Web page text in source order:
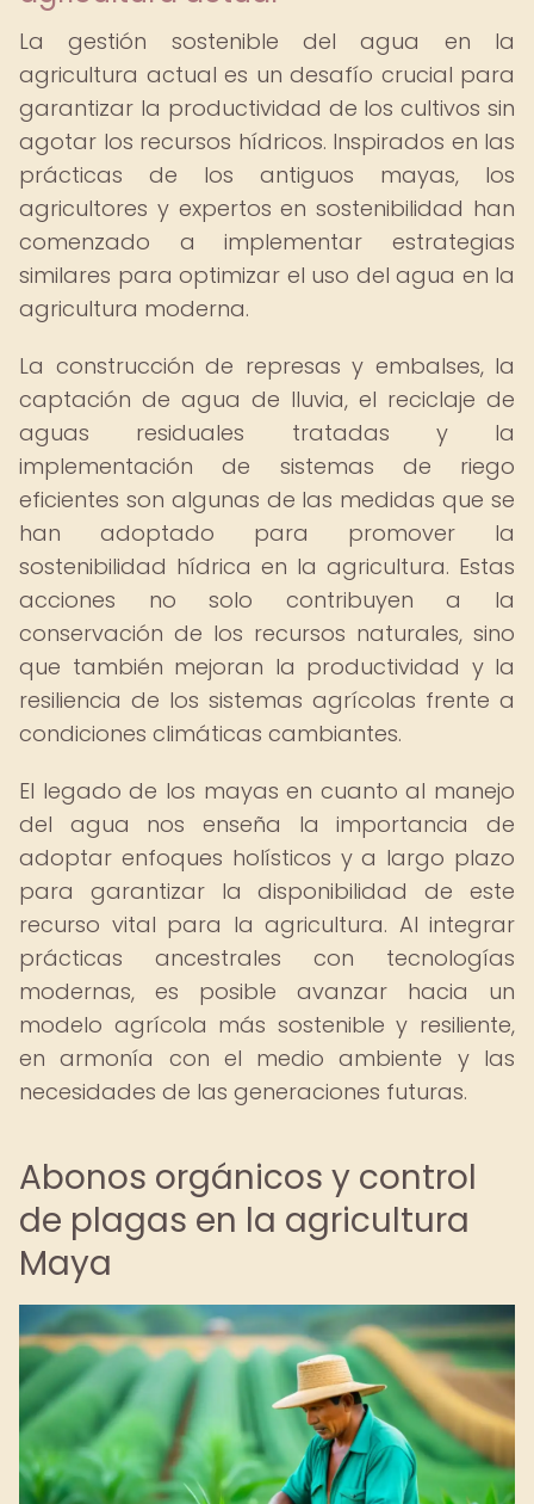
La gestión sostenible del agua en la
agricultura actual es un desafío crucial para
garantizar la productividad de los cultivos sin
agotar los recursos hídricos. Inspirados en las
prácticas de los antiguos mayas, los
agricultores y expertos en sostenibilidad han
comenzado a implementar estrategias
similares para optimizar el uso del agua en la
agricultura moderna.
La construcción de represas y embalses, la
captación de agua de lluvia, el reciclaje de
aguas residuales tratadas y la
implementación de sistemas de riego
eficientes son algunas de las medidas que se
han adoptado para promover la
sostenibilidad hídrica en la agricultura. Estas
acciones no solo contribuyen a la
conservación de los recursos naturales, sino
que también mejoran la productividad y la
resiliencia de los sistemas agrícolas frente a
condiciones climáticas cambiantes.
El legado de los mayas en cuanto al manejo
del agua nos enseña la importancia de
adoptar enfoques holísticos y a largo plazo
para garantizar la disponibilidad de este
recurso vital para la agricultura. Al integrar
prácticas ancestrales con tecnologías
modernas, es posible avanzar hacia un
modelo agrícola más sostenible y resiliente,
en armonía con el medio ambiente y las
necesidades de las generaciones futuras.
Abonos orgánicos y control
de plagas en la agricultura
Maya